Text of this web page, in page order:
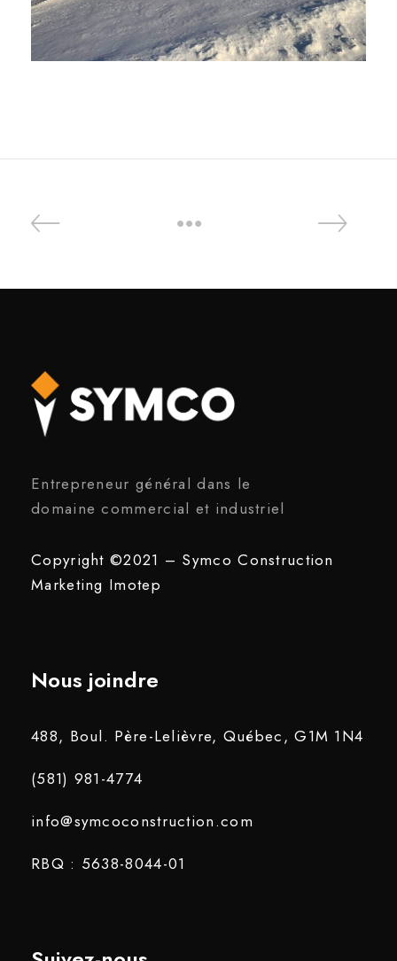
Entrepreneur général dans le
domaine commercial et industriel
Copyright ©2021 – Symco Construction
Marketing Imotep
Nous joindre
488, Boul. Père-Lelièvre, Québec, G1M 1N4
(581) 981-4774
info@symcoconstruction.com
RBQ : 5638-8044-01